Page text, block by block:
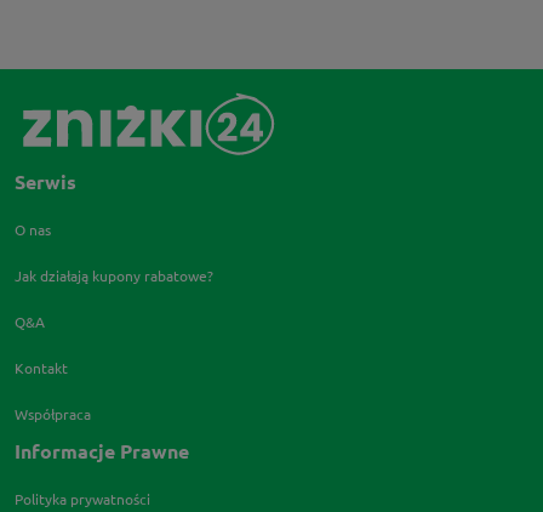
Serwis
O nas
Jak działają kupony rabatowe?
Q&A
Kontakt
Współpraca
Informacje Prawne
Polityka prywatności